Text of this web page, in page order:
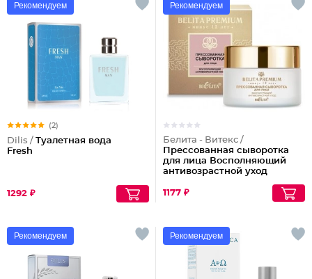
Рекомендуем
(2)
Dilis / Туалетная вода
Fresh
1292 ₽
Рекомендуем
Белита - Витекс /
Прессованная сыворотка
для лица Восполняющий
антивозрастной уход
1177 ₽
Рекомендуем Рекомендуем